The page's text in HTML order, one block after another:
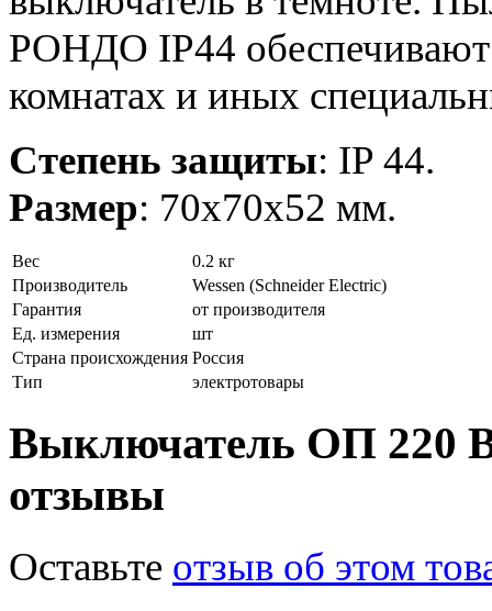
РОНДО IP44 обеспечивают
комнатах и иных
Степень защиты: IP 44.
Размер: 70х70х52 мм.
Вес
0.2 кг
Производитель
Wessen (Schneider Electric)
Гарантия
от производителя
Ед. измерения
шт
Страна происхождения Россия
Тип
электротовары
Выключатель ОП 220
отзывы
Оставьте отзыв об этом